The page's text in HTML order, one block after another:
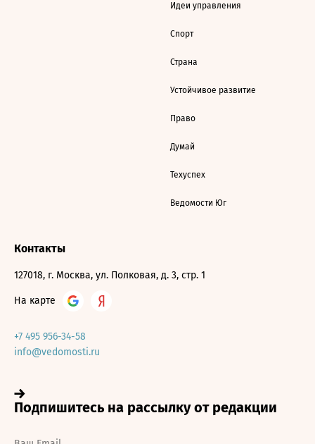
Идеи управления
Спорт
Страна
Устойчивое развитие
Право
Думай
Техуспех
Ведомости Юг
Контакты
127018, г. Москва, ул. Полковая, д. 3, стр. 1
На карте
+7 495 956-34-58
info@vedomosti.ru